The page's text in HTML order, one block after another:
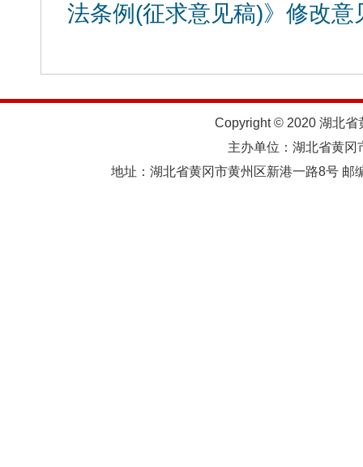
法条例(征求意见稿)》修改意
Copyright © 2020 湖北省
主办单位：湖北省黄
地址：湖北省黄冈市黄州区新港一路8号